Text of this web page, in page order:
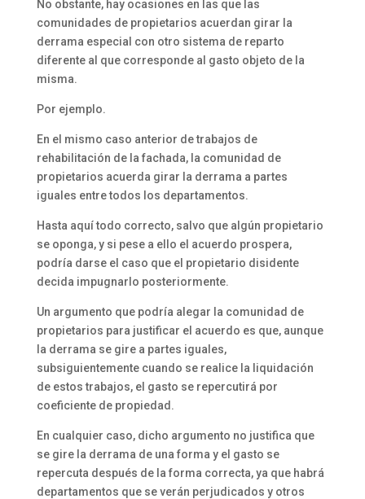
No obstante, hay ocasiones en las que las
comunidades de propietarios acuerdan girar la
derrama especial con otro sistema de reparto
diferente al que corresponde al gasto objeto de la
misma.
Por ejemplo.
En el mismo caso anterior de trabajos de
rehabilitación de la fachada, la comunidad de
propietarios acuerda girar la derrama a partes
iguales entre todos los departamentos.
Hasta aquí todo correcto, salvo que algún propietario
se oponga, y si pese a ello el acuerdo prospera,
podría darse el caso que el propietario disidente
decida impugnarlo posteriormente.
Un argumento que podría alegar la comunidad de
propietarios para justificar el acuerdo es que, aunque
la derrama se gire a partes iguales,
subsiguientemente cuando se realice la liquidación
de estos trabajos, el gasto se repercutirá por
coeficiente de propiedad.
En cualquier caso, dicho argumento no justifica que
se gire la derrama de una forma y el gasto se
repercuta después de la forma correcta, ya que habrá
departamentos que se verán perjudicados y otros